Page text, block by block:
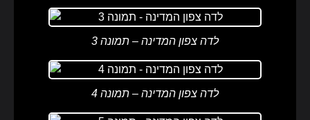
לדה צפון המדינה – תמונה 3
לדה צפון המדינה – תמונה 4